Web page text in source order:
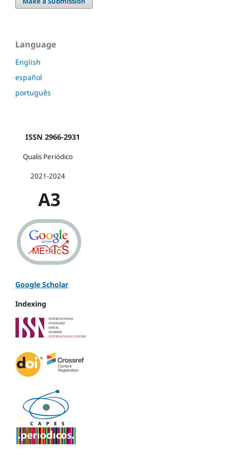
Language
English
español
português
ISSN 2966-2931
Qualis Periódico
2021-2024
A3
Google Scholar
Indexing